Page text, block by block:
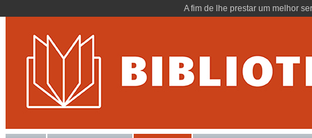
A fim de lhe prestar um melhor